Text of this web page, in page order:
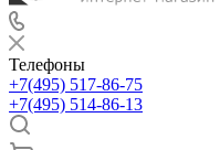
Телефоны
+7(495) 517-86-75
+7(495) 514-86-13